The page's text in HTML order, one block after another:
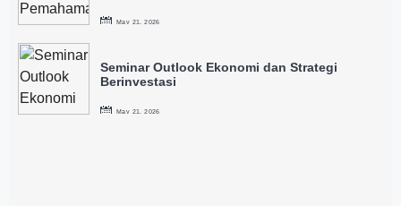
May 21, 2026
Seminar Outlook Ekonomi dan Strategi
Berinvestasi
May 21, 2026